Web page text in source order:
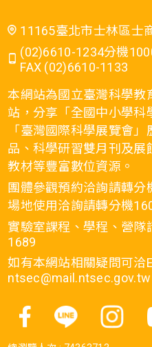
11165臺北市士林區士
(02)6610-1234分機
FAX (02)6610-1133
本網站為國立臺灣科學教
站，分享「全國中小學科
「臺灣國際科學展覽會
品、科學研習雙月刊及展
教材等豐富數位資源。
團體參觀預約洽詢請轉分
場地使用洽詢請轉分機
實驗室課程、學程、營隊
1689
如有本網站相關疑問可洽
ntsec@mail.ntsec.gov.tw